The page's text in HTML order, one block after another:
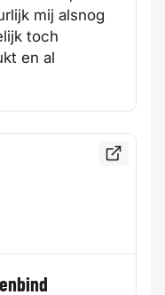
mij alsnog
toch
en al
Bekijk